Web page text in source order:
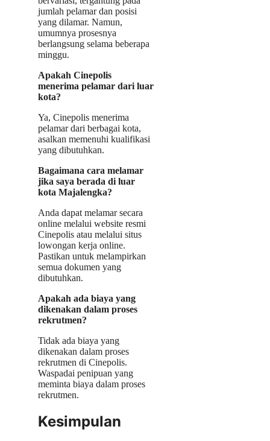
jumlah pelamar dan posisi
yang dilamar. Namun,
umumnya prosesnya
berlangsung selama beberapa
minggu.
Apakah Cinepolis
menerima pelamar dari luar
kota?
Ya, Cinepolis menerima
pelamar dari berbagai kota,
asalkan memenuhi kualifikasi
yang dibutuhkan.
Bagaimana cara melamar
jika saya berada di luar
kota Majalengka?
Anda dapat melamar secara
online melalui website resmi
Cinepolis atau melalui situs
lowongan kerja online.
Pastikan untuk melampirkan
semua dokumen yang
dibutuhkan.
Apakah ada biaya yang
dikenakan dalam proses
rekrutmen?
Tidak ada biaya yang
dikenakan dalam proses
rekrutmen di Cinepolis.
Waspadai penipuan yang
meminta biaya dalam proses
rekrutmen.
Kesimpulan